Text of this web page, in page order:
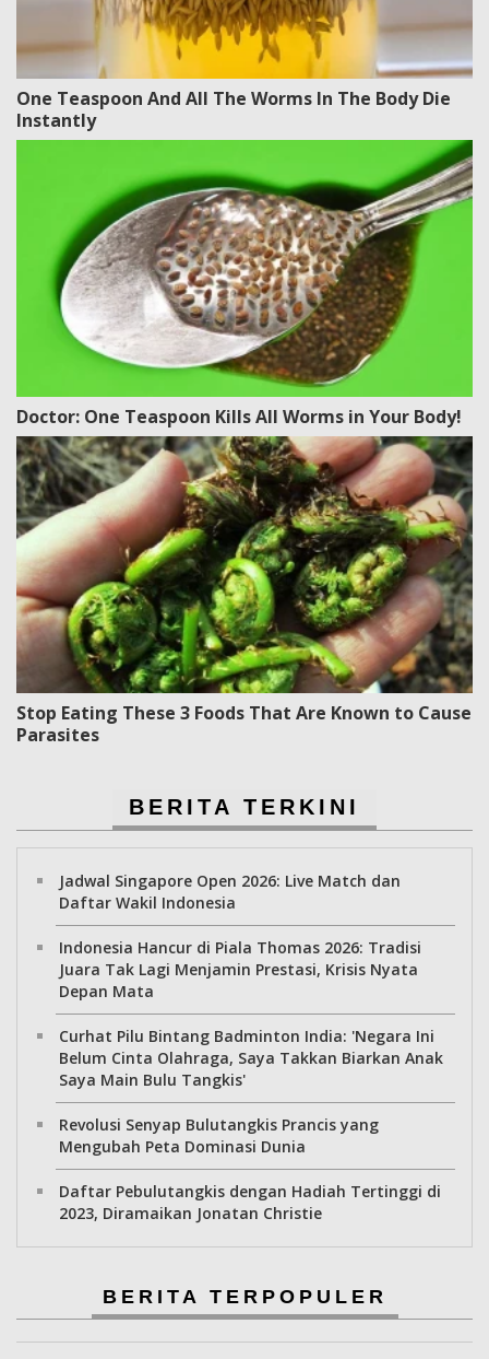
One Teaspoon And All The Worms In The Body Die
Instantly
Doctor: One Teaspoon Kills All Worms in Your Body!
Stop Eating These 3 Foods That Are Known to Cause
Parasites
BERITA TERKINI
Jadwal Singapore Open 2026: Live Match dan
Daftar Wakil Indonesia
Indonesia Hancur di Piala Thomas 2026: Tradisi
Juara Tak Lagi Menjamin Prestasi, Krisis Nyata
Depan Mata
Curhat Pilu Bintang Badminton India: 'Negara Ini
Belum Cinta Olahraga, Saya Takkan Biarkan Anak
Saya Main Bulu Tangkis'
Revolusi Senyap Bulutangkis Prancis yang
Mengubah Peta Dominasi Dunia
Daftar Pebulutangkis dengan Hadiah Tertinggi di
2023, Diramaikan Jonatan Christie
BERITA TERPOPULER